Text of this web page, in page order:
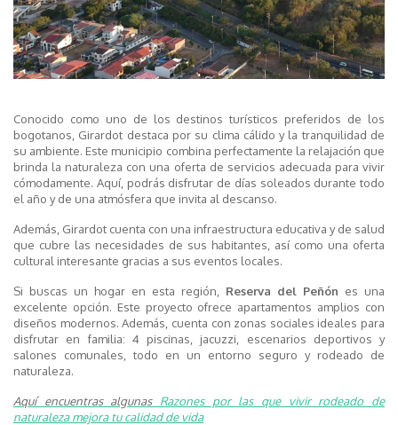
Conocido como uno de los destinos turísticos preferidos de los
bogotanos, Girardot destaca por su clima cálido y la tranquilidad de
su ambiente. Este municipio combina perfectamente la relajación que
brinda la naturaleza con una oferta de servicios adecuada para vivir
cómodamente. Aquí, podrás disfrutar de días soleados durante todo
el año y de una atmósfera que invita al descanso.
Además, Girardot cuenta con una infraestructura educativa y de salud
que cubre las necesidades de sus habitantes, así como una oferta
cultural interesante gracias a sus eventos locales.
Si buscas un hogar en esta región, Reserva del Peñón es una
excelente opción. Este proyecto ofrece apartamentos amplios con
diseños modernos. Además, cuenta con zonas sociales ideales para
disfrutar en familia: 4 piscinas, jacuzzi, escenarios deportivos y
salones comunales, todo en un entorno seguro y rodeado de
naturaleza.
Aquí encuentras algunas Razones por las que vivir rodeado de
naturaleza mejora tu calidad de vida